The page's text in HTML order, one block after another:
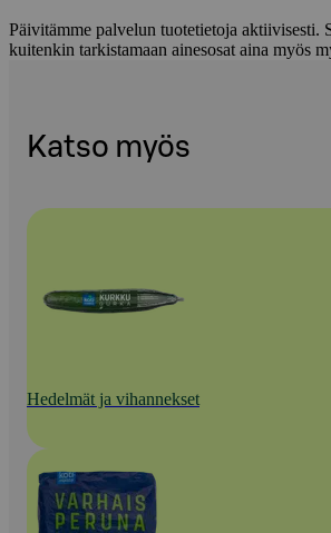
Päivitämme palvelun tuotetietoja aktiivisesti.
kuitenkin tarkistamaan ainesosat aina myös
Katso myös
Hedelmät ja vihannekset